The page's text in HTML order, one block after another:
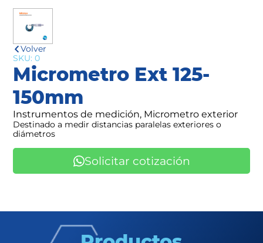
Volver
SKU: 0
Micrometro Ext 125-
150mm
Instrumentos de medición, Micrometro exterior
Destinado a medir distancias paralelas exteriores o
diámetros
Solicitar cotización